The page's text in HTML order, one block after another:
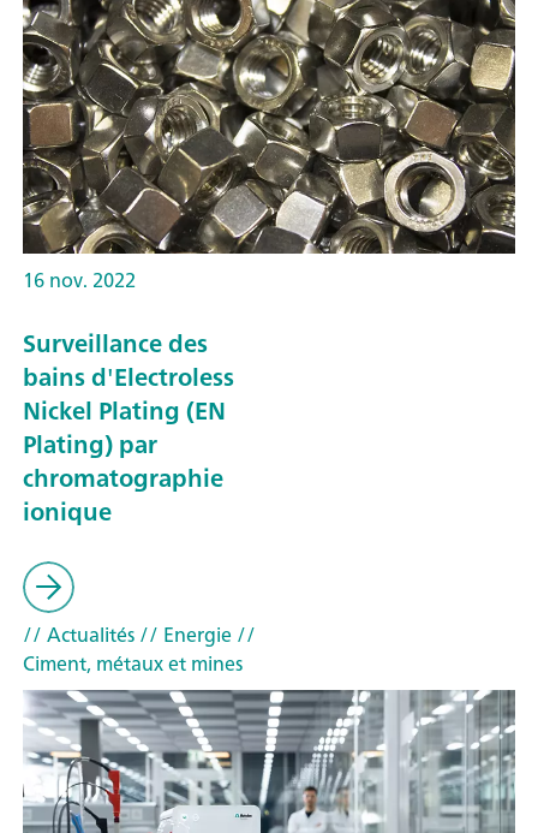
16 nov. 2022
Surveillance des
bains d'Electroless
Nickel Plating (EN
Plating) par
chromatographie
ionique
// Actualités// Energie//
Ciment, métaux et mines